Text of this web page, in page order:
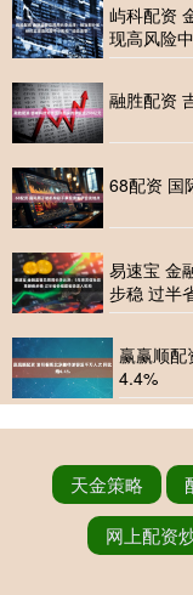
屿科配资
现高风险
融胜配资
68配资 国
易速宝 金
步稳 过半
赢赢顺
4.4%
天金策略
网上配资